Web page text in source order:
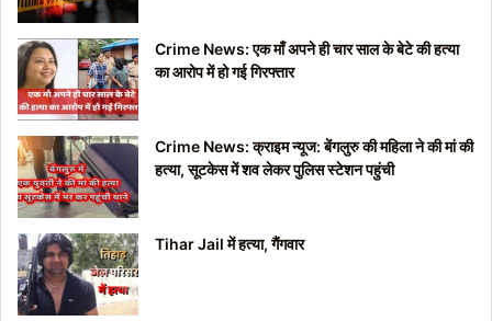
Crime News: एक माँ अपने ही चार साल के बेटे की हत्या
का आरोप में हो गई गिरफ्तार
Crime News: क्राइम न्यूज: बेंगलुरु की महिला ने की मां की
हत्या, सूटकेस में शव लेकर पुलिस स्टेशन पहुंची
Tihar Jail में हत्या, गैंगवार